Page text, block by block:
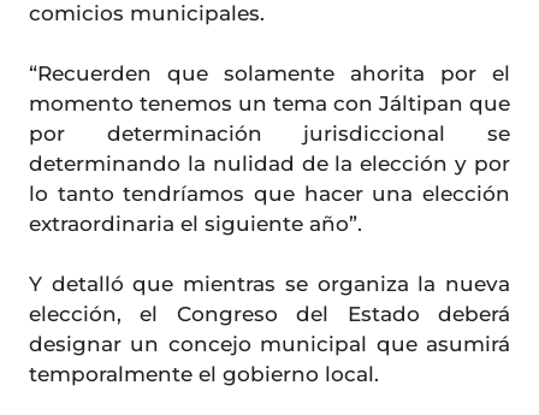
comicios municipales.
“Recuerden que solamente ahorita por el
momento tenemos un tema con Jáltipan que
por determinación jurisdiccional se
determinando la nulidad de la elección y por
lo tanto tendríamos que hacer una elección
extraordinaria el siguiente año”.
Y detalló que mientras se organiza la nueva
elección, el Congreso del Estado deberá
designar un concejo municipal que asumirá
temporalmente el gobierno local.